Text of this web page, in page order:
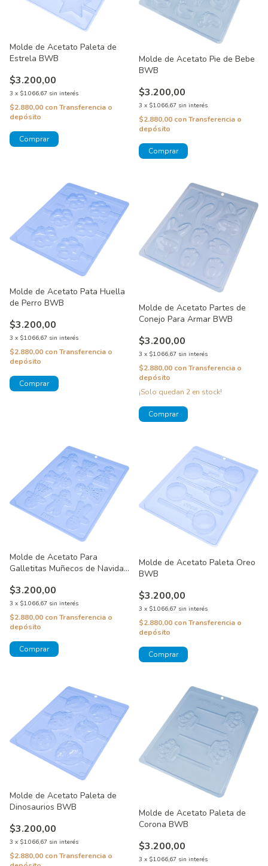
Molde de Acetato Paleta de
Estrela BWB
$3.200,00
3 x $1.066,67 sin interés
$2.880,00 conTransferencia o
depósito
Molde de Acetato Pie de Bebe
BWB
$3.200,00
3 x $1.066,67 sin interés
$2.880,00 conTransferencia o
depósito
Molde de Acetato Pata Huella
de Perro BWB
$3.200,00
3 x $1.066,67 sin interés
$2.880,00 conTransferencia o
depósito
Molde de Acetato Partes de
Conejo Para Armar BWB
$3.200,00
3 x $1.066,67 sin interés
$2.880,00 conTransferencia o
depósito
¡Solo quedan 2 en stock!
Molde de Acetato Para
Galletitas Muñecos de Navidad
$3.200,00
3 x $1.066,67 sin interés
$2.880,00 conTransferencia o
depósito
Molde de Acetato Paleta Oreo
BWB
$3.200,00
3 x $1.066,67 sin interés
$2.880,00 conTransferencia o
depósito
Molde de Acetato Paleta de
Dinosaurios BWB
$3.200,00
3 x $1.066,67 sin interés
$2.880,00 conTransferencia o
Molde de Acetato Paleta de
Corona BWB
$3.200,00
3 x $1.066,67 sin interés